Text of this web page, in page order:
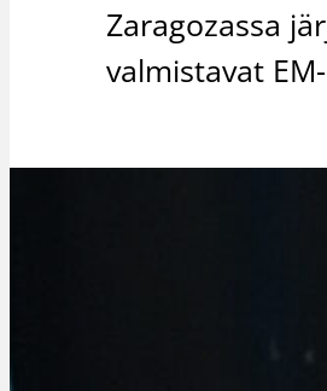
Zaragozassa
valmistavat